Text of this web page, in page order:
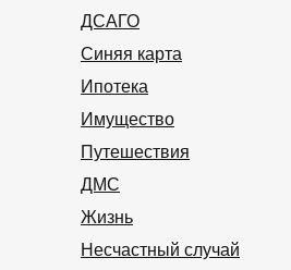
ДСАГО
Синяя карта
Ипотека
Имущество
Путешествия
ДМС
Жизнь
Несчастный случай